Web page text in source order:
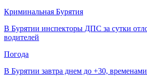
Криминальная Бурятия
В Бурятии инспекторы ДПС за сутки
водителей
Погода
В Бурятии завтра днем до +30,